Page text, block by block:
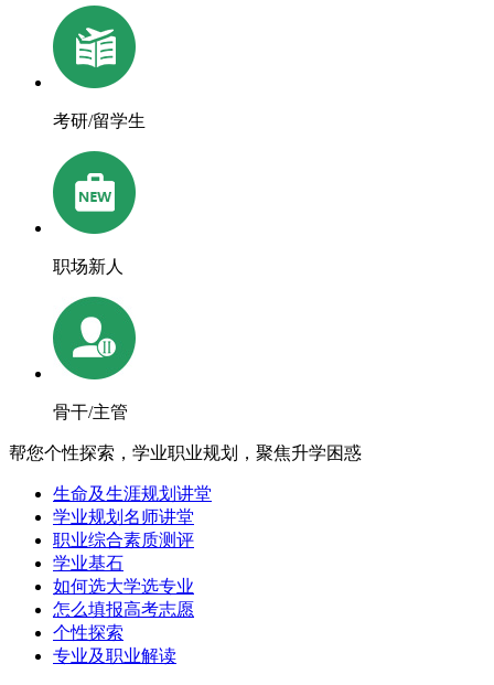
考研/留学生
职场新人
骨干/主管
帮您个性探索，学业职业规划，聚焦升学困惑
生命及生涯规划讲堂
学业规划名师讲堂
职业综合素质测评
学业基石
如何选大学选专业
怎么填报高考志愿
个性探索
专业及职业解读